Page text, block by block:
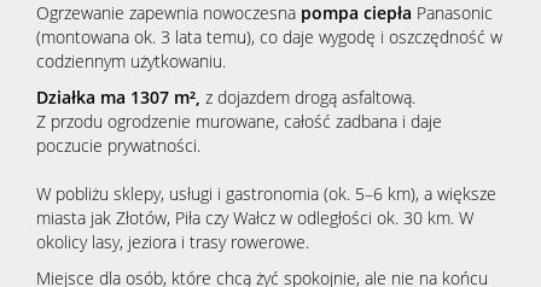
Ogrzewanie zapewnia nowoczesna pompa ciepła Panasonic
(montowana ok. 3 lata temu), co daje wygodę i oszczędność w
codziennym użytkowaniu.
Działka ma 1307 m², z dojazdem drogą asfaltową.
Z przodu ogrodzenie murowane, całość zadbana i daje
poczucie prywatności.
W pobliżu sklepy, usługi i gastronomia (ok. 5–6 km), a większe
miasta jak Złotów, Piła czy Wałcz w odległości ok. 30 km. W
okolicy lasy, jeziora i trasy rowerowe.
Miejsce dla osób, które chcą żyć spokojnie, ale nie na końcu